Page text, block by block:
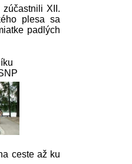
XII.
plesa sa
padlých
ceste až ku